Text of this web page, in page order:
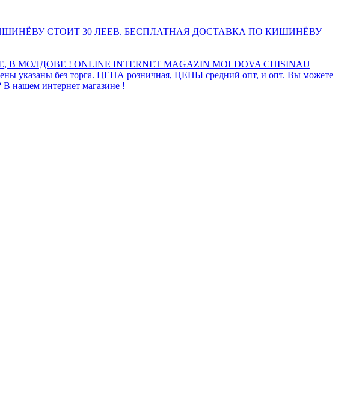
СТОИТ 30 ЛЕЕВ. БЕСПЛАТНАЯ ДОСТАВКА ПО КИШИНЁВУ
! ONLINE INTERNET MAGAZIN MOLDOVA CHISINAU
указаны без торга. ЦЕНА розничная, ЦЕНЫ средний опт, и опт. Вы можете
В нашем интернет магазине !